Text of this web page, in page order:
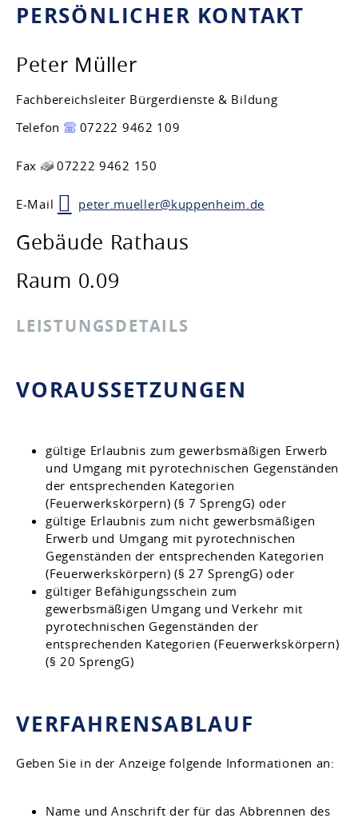
PERSÖNLICHER KONTAKT
Peter Müller
Fachbereichsleiter Bürgerdienste & Bildung
Telefon
07222 9462 109
Fax 07222 9462 150
E-Mail peter.mueller@kuppenheim.de
Gebäude Rathaus
Raum 0.09
LEISTUNGSDETAILS
VORAUSSETZUNGEN
gültige Erlaubnis zum gewerbsmäßigen Erwerb
und Umgang mit pyrotechnischen Gegenständen
der entsprechenden Kategorien
(Feuerwerkskörpern) (§ 7 SprengG) oder
gültige Erlaubnis zum nicht gewerbsmäßigen
Erwerb und Umgang mit pyrotechnischen
Gegenständen der entsprechenden Kategorien
(Feuerwerkskörpern) (§ 27 SprengG) oder
gültiger Befähigungsschein zum
gewerbsmäßigen Umgang und Verkehr mit
pyrotechnischen Gegenständen der
entsprechenden Kategorien (Feuerwerkskörpern)
(§ 20 SprengG)
VERFAHRENSABLAUF
Geben Sie in der Anzeige folgende Informationen an:
Name und Anschrift der für das Abbrennen des